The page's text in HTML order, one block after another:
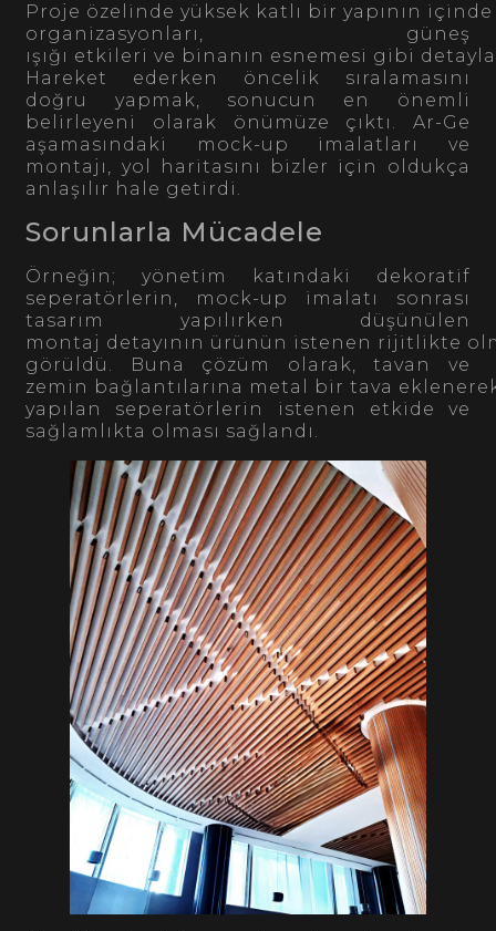
Proje özelinde yüksek katlı bir yapının
organizasyonları, güneş
ışığı etkileri ve binanın esnemesi gibi
Hareket ederken öncelik sıralamasını
doğru yapmak, sonucun en önemli
belirleyeni olarak önümüze çıktı. Ar-Ge
aşamasındaki mock-up imalatları ve
montajı, yol haritasını bizler için oldukça
anlaşılır hale getirdi.
Sorunlarla Mücadele
Örneğin; yönetim katındaki dekoratif
seperatörlerin, mock-up imalatı sonrası
tasarım yapılırken düşünülen
montaj detayının ürünün istenen rijitlikte
görüldü. Buna çözüm olarak, tavan ve
zemin bağlantılarına metal bir tava
yapılan seperatörlerin istenen etkide ve
sağlamlıkta olması sağlandı.